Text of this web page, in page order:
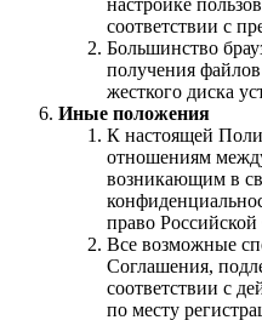
настройке
соответствии с
Большинство
получения
жесткого диска
Иные положения
К настоящей
отношениям
возникающим в
право
Все возможные
Соглашения,
соответствии с
по месту